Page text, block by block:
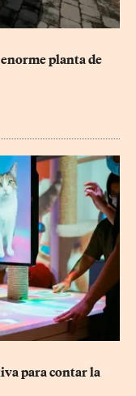
planta de
para contar la